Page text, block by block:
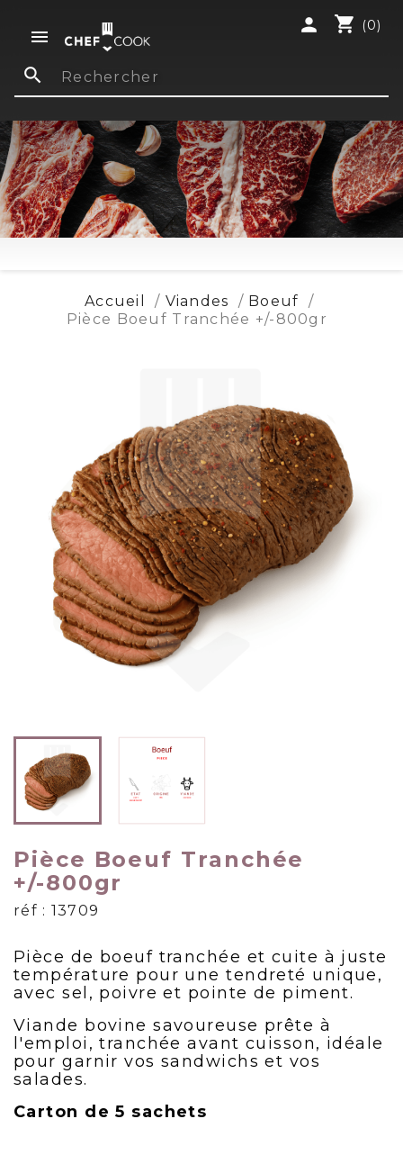

shopping_cart (0)
person
search
Accueil Viandes
Boeuf
Pièce Boeuf Tranchée +/-800gr
Pièce Boeuf Tranchée
+/-800gr
réf : 13709
Pièce de boeuf tranchée et cuite à juste
température pour une tendreté unique,
avec sel, poivre et pointe de piment.
Viande bovine savoureuse prête à
l'emploi, tranchée avant cuisson, idéale
pour garnir vos sandwichs et vos
salades.
Carton de 5 sachets